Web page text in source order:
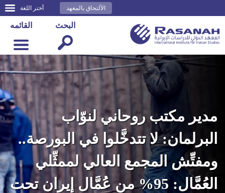
أختر اللغة الألتحاق بالمعهد
القائمه البحث
مدير مكتب روحاني لنوّاب
البرلمان: لا تتدخَّلوا في البورصة..
ومفتِّش المجمع العالي لممثِّلي
العُمَّال: 95% من عُمَّال إيران تحت